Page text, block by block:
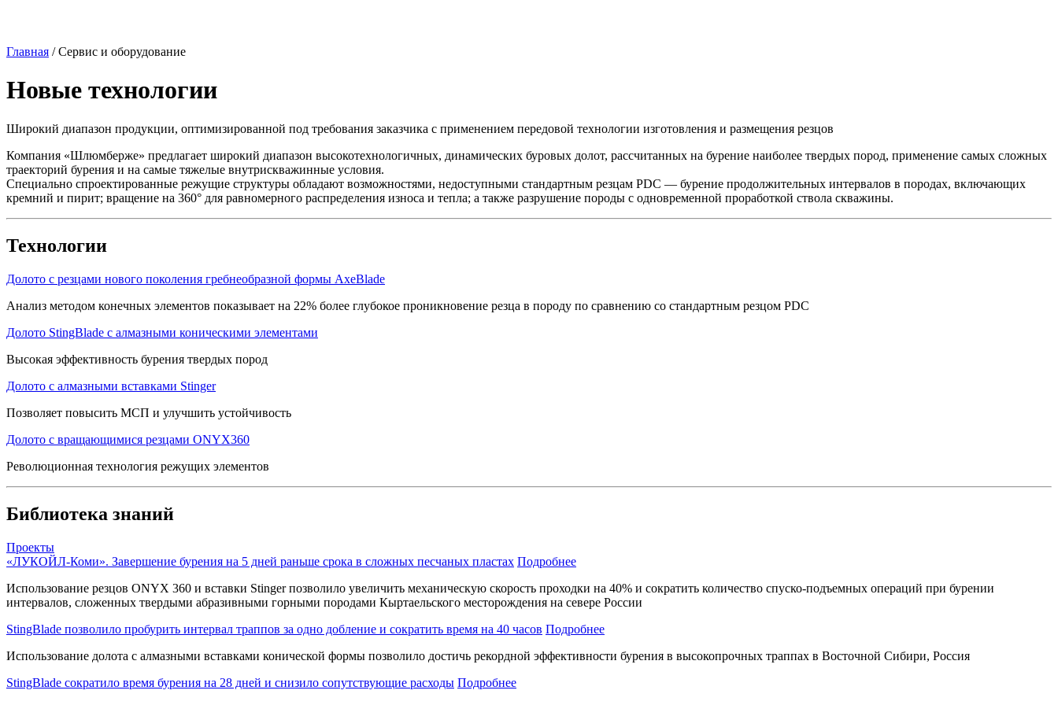
Главная /Сервис и оборудование
Новые технологии
Широкий диапазон продукции, оптимизированной под требования заказчика с применением передовой технологии изготовления и размещения резцов
Компания «Шлюмберже» предлагает широкий диапазон высокотехнологичных, динамических буровых долот, рассчитанных на бурение наиболее твердых пород, применение самых сложных
траекторий бурения и на самые тяжелые внутрискважинные условия.
Специально спроектированные режущие структуры обладают возможностями, недоступными стандартным резцам PDC — бурение продолжительных интервалов в породах, включающих
кремний и пирит; вращение на 360° для равномерного распределения износа и тепла; а также разрушение породы с одновременной проработкой ствола скважины.
Технологии
Долото с резцами нового поколения гребнеобразной формы AxeBlade
Анализ методом конечных элементов показывает на 22% более глубокое проникновение резца в породу по сравнению со стандартным резцом PDC
Долото StingBlade с алмазными коническими элементами
Высокая эффективность бурения твердых пород
Долото с алмазными вставками Stinger
Позволяет повысить МСП и улучшить устойчивость
Долото с вращающимися резцами ONYX360
Революционная технология режущих элементов
Библиотека знаний
Проекты
«ЛУКОЙЛ-Коми». Завершение бурения на 5 дней раньше срока в сложных песчаных пластах Подробнее
Использование резцов ONYX 360 и вставки Stinger позволило увеличить механическую скорость проходки на 40% и сократить количество спуско-подъемных операций при бурении
интервалов, сложенных твердыми абразивными горными породами Кыртаельского месторождения на севере России
StingBlade позволило пробурить интервал траппов за одно добление и сократить время на 40 часов Подробнее
Использование долота с алмазными вставками конической формы позволило достичь рекордной эффективности бурения в высокопрочных траппах в Восточной Сибири, Россия
StingBlade сократило время бурения на 28 дней и снизило сопутствующие расходы Подробнее